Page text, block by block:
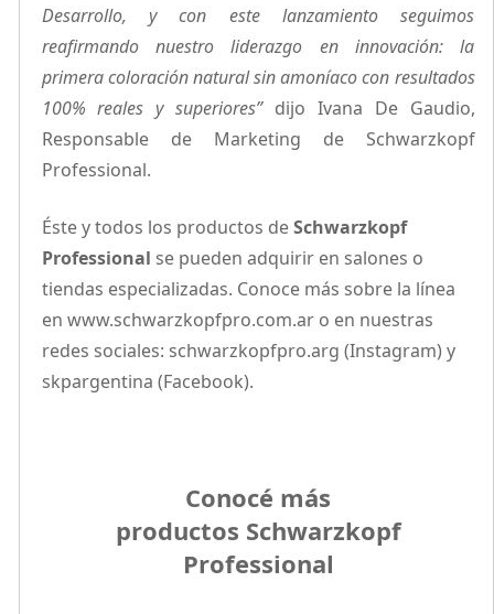
Desarrollo, y con este lanzamiento seguimos
reafirmando nuestro liderazgo en innovación: la
primera coloración natural sin amoníaco con resultados
100% reales y superiores”dijo Ivana De Gaudio,
Responsable de Marketing de Schwarzkopf
Professional.
Éste y todos los productos deSchwarzkopf
Professional se pueden adquirir en salones o
tiendas especializadas. Conoce más sobre la línea
en www.schwarzkopfpro.com.ar o en nuestras
redes sociales: schwarzkopfpro.arg (Instagram) y
skpargentina (Facebook).
Conocé más
productos Schwarzkopf
Professional